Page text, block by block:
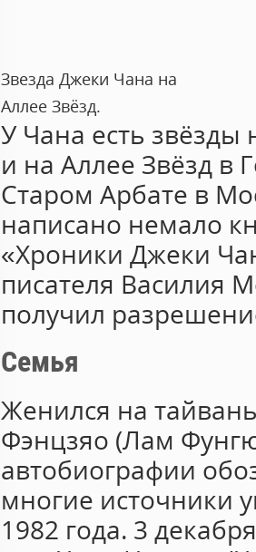
Звезда Джеки Чана на
Аллее Звёзд.
У Чана есть звёзды
и на Аллее Звёзд в
Старом Арбате в
написано немало
«Хроники Джеки
писателя Василия
получил
Семья
Женился на
Фэнцзяо (Лам
автобиографии
многие источники
1982 года. 3